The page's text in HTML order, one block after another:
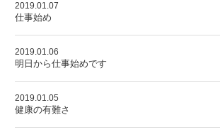
2019.01.07
仕事始め
2019.01.06
明日から仕事始めです
2019.01.05
健康の有難さ